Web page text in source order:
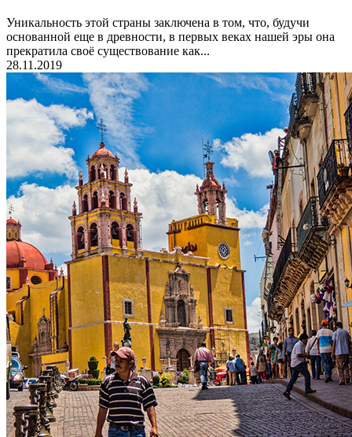
Уникальность этой страны заключена в том, что, будучи
основанной еще в древности, в первых веках нашей эры она
прекратила своё существование как...
28.11.2019